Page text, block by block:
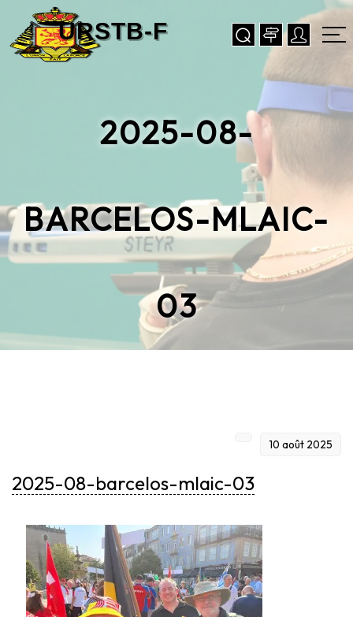
2025-08-
BARCELOS-MLAIC-
03
10 août 2025
2025-08-barcelos-mlaic-03